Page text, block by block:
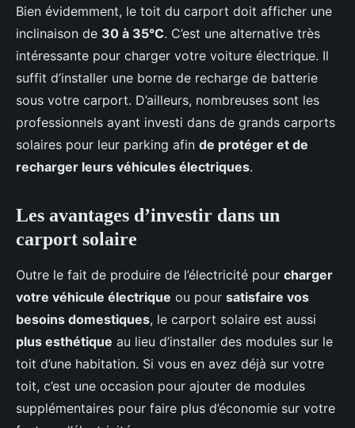
Bien évidemment, le toit du carport doit afficher une
inclinaison de 30 à 35°C. C’est une alternative très
intéressante pour charger votre voiture électrique. Il
suffit d’installer une borne de recharge de batterie
sous votre carport. D’ailleurs, nombreuses sont les
professionnels ayant investi dans de grands carports
solaires pour leur parking afin de protéger et de
recharger leurs véhicules électriques.
Les avantages d’investir dans un
carport solaire
Outre le fait de produire de l’électricité pour charger
votre véhicule électrique ou pour satisfaire vos
besoins domestiques, le carport solaire est aussi
plus esthétique au lieu d’installer des modules sur le
toit d’une habitation. Si vous en avez déjà sur votre
toit, c’est une occasion pour ajouter de modules
supplémentaires pour faire plus d’économie sur votre